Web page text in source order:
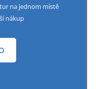
na jednom místě
nákup